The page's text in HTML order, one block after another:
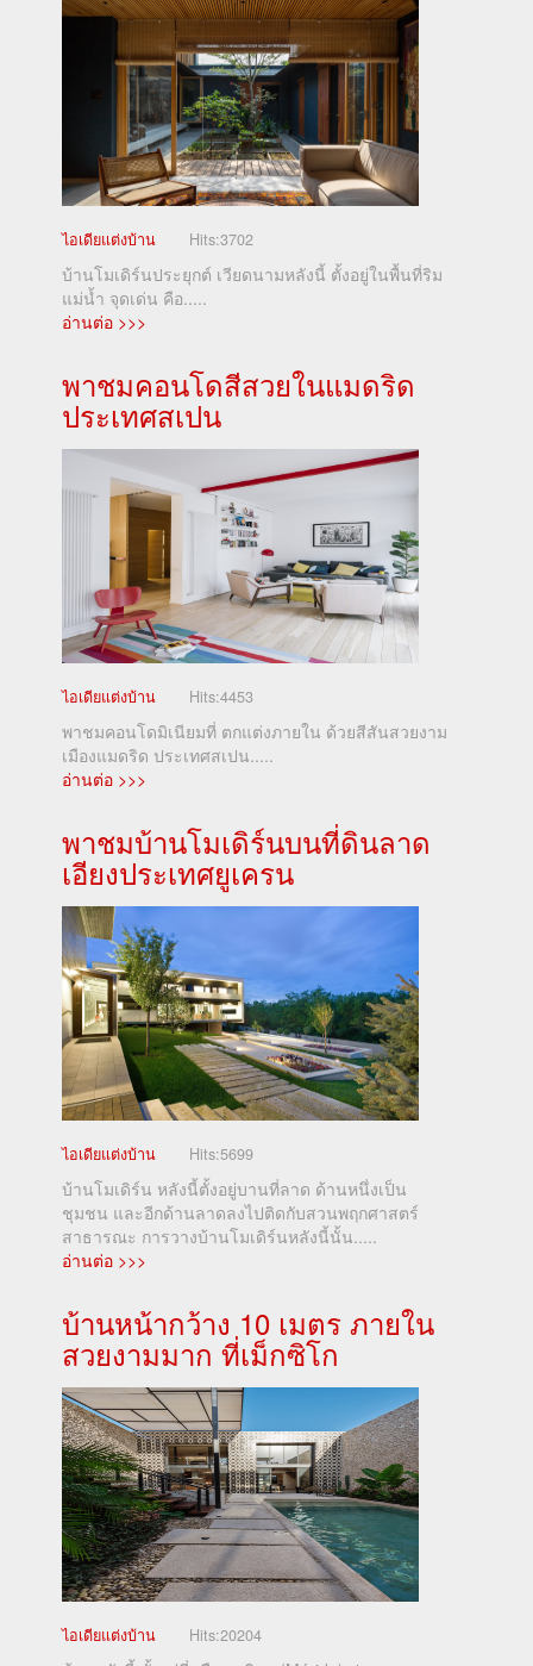
ไอเดียแต่งบ้าน Hits:3702
บ้านโมเดิร์นประยุกต์ เวียดนามหลังนี้ ตั้งอยู่ในพื้นที่ริม
แม่น้ำ จุดเด่น คือ.....
อ่านต่อ >>>
พาชมคอนโดสีสวยในแมดริด
ประเทศสเปน
ไอเดียแต่งบ้าน Hits:4453
พาชมคอนโดมิเนียมที่ ตกแต่งภายใน ด้วยสีสันสวยงาม
เมืองแมดริด ประเทศสเปน.....
อ่านต่อ >>>
พาชมบ้านโมเดิร์นบนที่ดินลาด
เอียงประเทศยูเครน
ไอเดียแต่งบ้าน Hits:5699
บ้านโมเดิร์น หลังนี้ตั้งอยู่บานที่ลาด ด้านหนึ่งเป็น
ชุมชน และอีกด้านลาดลงไปติดกับสวนพฤกศาสตร์
สาธารณะ การวางบ้านโมเดิร์นหลังนี้นั้น.....
อ่านต่อ >>>
บ้านหน้ากว้าง 10 เมตร ภายใน
สวยงามมาก ที่เม็กซิโก
ไอเดียแต่งบ้าน Hits:20204